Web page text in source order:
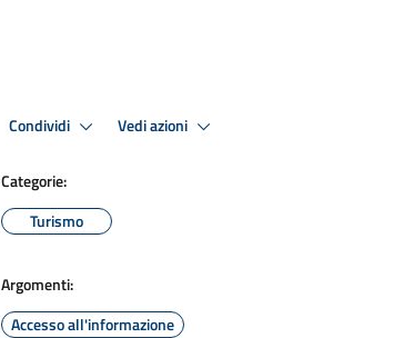
Condividi Vedi azioni
Categorie:
Turismo
Argomenti:
Accesso all'informazione